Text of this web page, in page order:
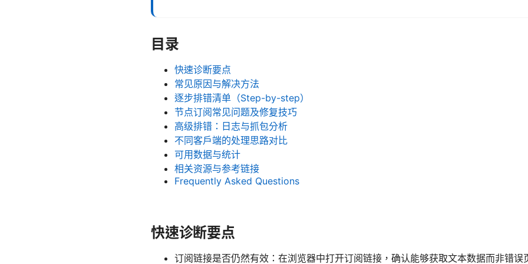
目录
快速诊断要点
常见原因与解决方法
逐步排错清单（Step-by-step）
节点订阅常见问题及修复技巧
高级排错：日志与抓包分析
不同客户端的处理思路对比
可用数据与统计
相关资源与参考链接
Frequently Asked Questions
快速诊断要点
订阅链接是否仍然有效：在浏览器中打开订阅链接，确认能够获取文本数据而非错误